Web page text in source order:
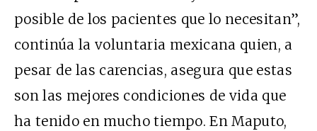
posible de los pacientes que lo necesitan”,
continúa la voluntaria mexicana quien, a
pesar de las carencias, asegura que estas
son las mejores condiciones de vida que
ha tenido en mucho tiempo. En Maputo,